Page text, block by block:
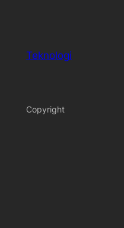
Teknologi
Copyright